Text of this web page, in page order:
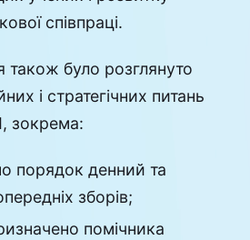
співпраці.
також було розглянуто
і стратегічних питань
зокрема:
порядок денний та
зборів;
помічника